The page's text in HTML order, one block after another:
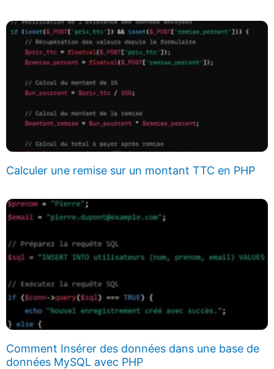
Calculer une remise sur un montant TTC en PHP
Comment Insérer des données dans une base de
données MySQL avec PHP